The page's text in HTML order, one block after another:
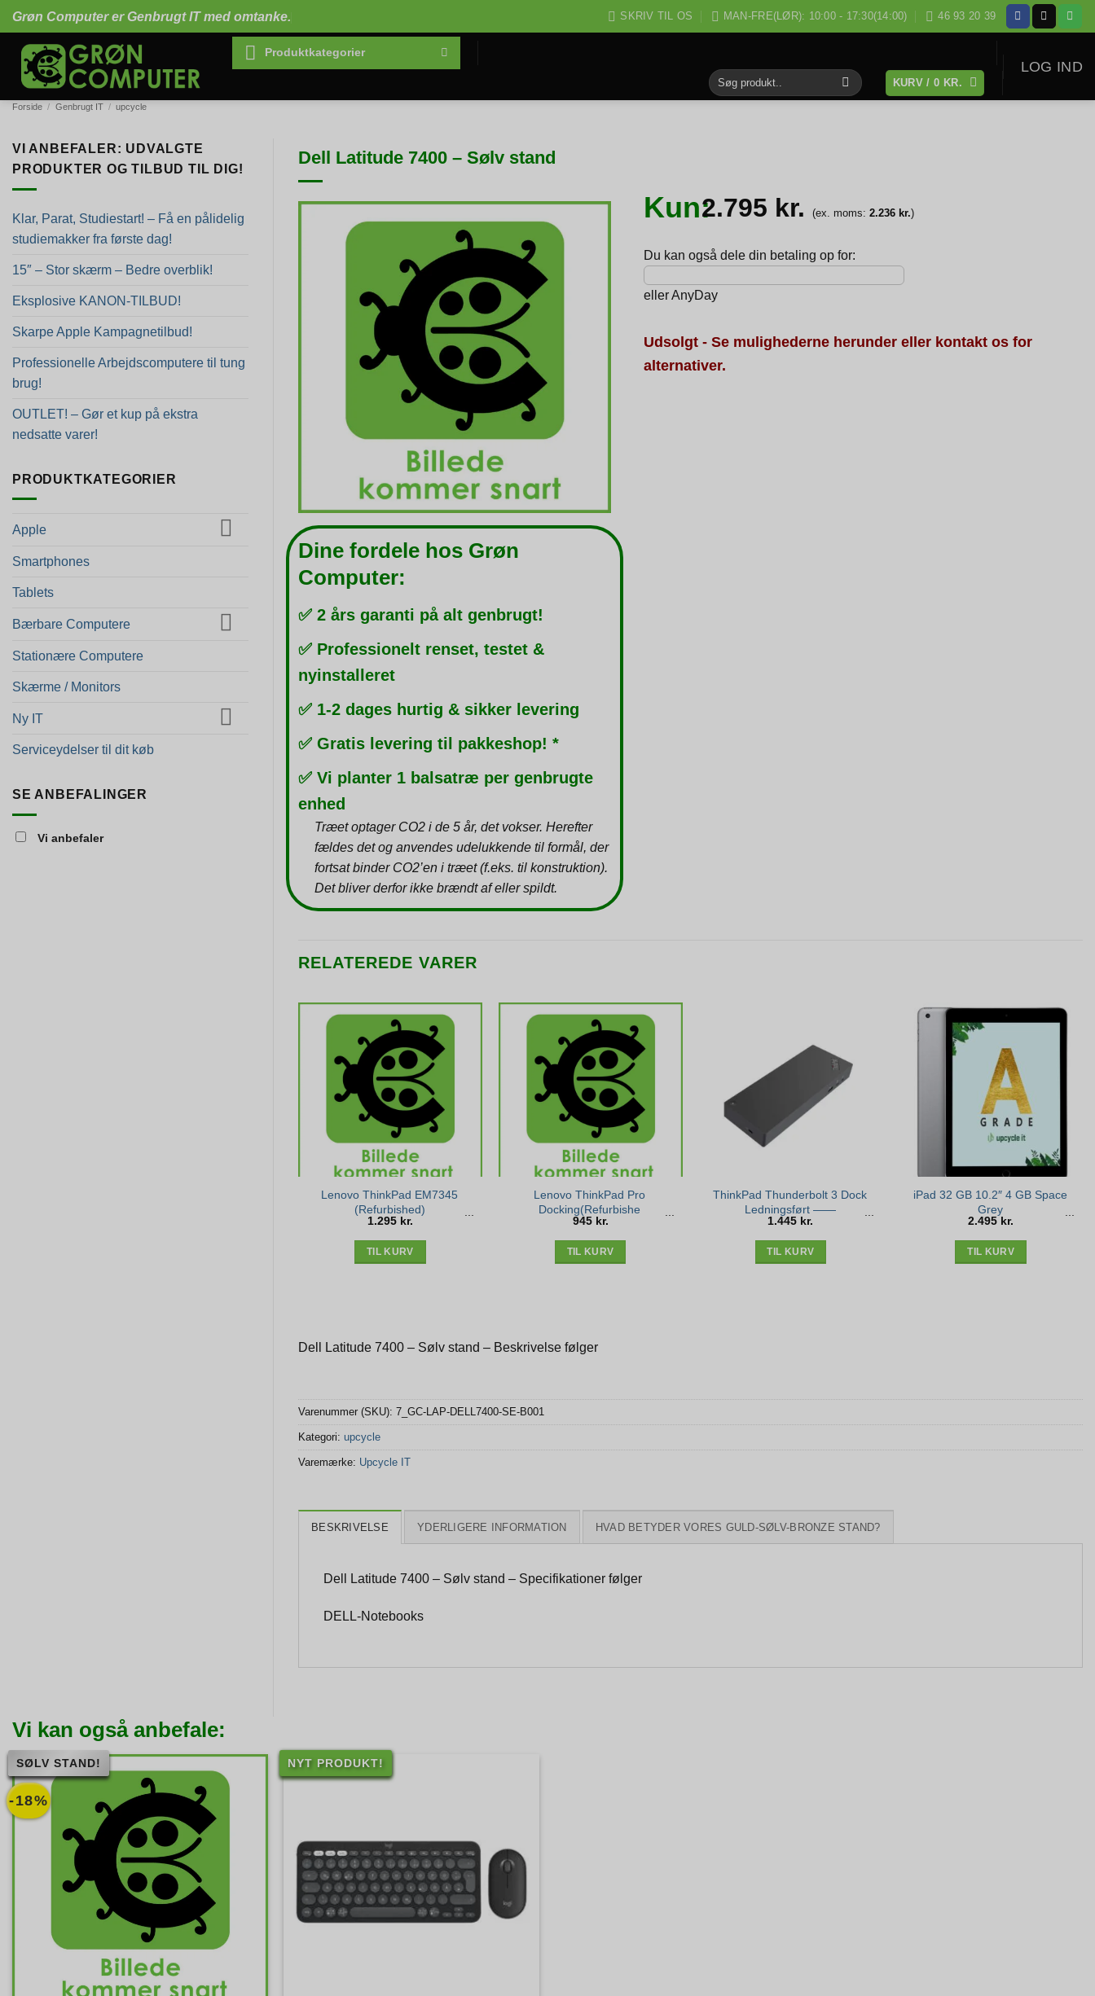
Fortsæt
til
indhold
Grøn Computer er Genbrugt IT med omtanke. SKRIV TIL OS MAN-FRE(LØR): 10:00 - 17:30(14:00) 46 93 20 39
Produktkategorier
Søg
efter:
KURV /0 KR.
LOG IND
Forside / Genbrugt IT / upcycle
VI ANBEFALER: UDVALGTE
PRODUKTER OG TILBUD TIL DIG!
Klar, Parat, Studiestart! – Få en pålidelig
studiemakker fra første dag!
15″ – Stor skærm – Bedre overblik!
Eksplosive KANON-TILBUD!
Skarpe Apple Kampagnetilbud!
Professionelle Arbejdscomputere til tung
brug!
OUTLET! – Gør et kup på ekstra
nedsatte varer!
PRODUKTKATEGORIER
Apple
Smartphones
Tablets
Bærbare Computere
Stationære Computere
Skærme / Monitors
Ny IT
Serviceydelser til dit køb
SE ANBEFALINGER
Vi anbefaler
Dell Latitude 7400 – Sølv stand
Dine fordele hos Grøn
Computer:
✅ 2 års garanti på alt genbrugt!
✅ Professionelt renset, testet &
nyinstalleret
✅ 1-2 dages hurtig & sikker levering
✅ Gratis levering til pakkeshop! *
✅ Vi planter 1 balsatræ per genbrugte
enhed
Træet optager CO2 i de 5 år, det vokser. Herefter
fældes det og anvendes udelukkende til formål, der
fortsat binder CO2’en i træet (f.eks. til konstruktion).
Det bliver derfor ikke brændt af eller spildt.
Kun:2.795 kr. (ex. moms:2.236 kr.)
Du kan også dele din betaling op for:
ellerAnyDay
Udsolgt - Se mulighederne herunder eller kontakt os for
alternativer.
RELATEREDE VARER
Lenovo ThinkPad EM7345
(Refurbished)
1.295 kr.
TIL KURV
Lenovo ThinkPad Pro
Docking(Refurbishe
945 kr.
TIL KURV
ThinkPad Thunderbolt 3 Dock
Ledningsført ——
1.445 kr.
TIL KURV
iPad 32 GB 10.2″ 4 GB Space
Grey
2.495 kr.
TIL KURV
Dell Latitude 7400 – Sølv stand – Beskrivelse følger
Varenummer (SKU): 7_GC-LAP-DELL7400-SE-B001
Kategori: upcycle
Varemærke: Upcycle IT
BESKRIVELSE YDERLIGERE INFORMATION HVAD BETYDER VORES GULD-SØLV-BRONZE STAND?
Dell Latitude 7400 – Sølv stand – Specifikationer følger
DELL-Notebooks
Vi kan også anbefale:
-18%
SØLV STAND! NYT PRODUKT!